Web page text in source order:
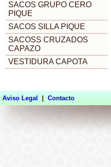
SACOS GRUPO CERO
PIQUE
SACOS SILLA PIQUE
SACOSS CRUZADOS
CAPAZO
VESTIDURA CAPOTA
Aviso Legal Contacto